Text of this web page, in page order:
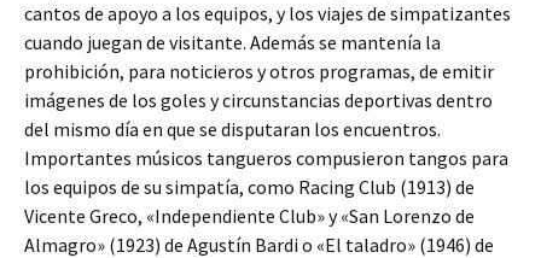
cantos de apoyo a los equipos, y los viajes de simpatizantes
cuando juegan de visitante. Además se mantenía la
prohibición, para noticieros y otros programas, de emitir
imágenes de los goles y circunstancias deportivas dentro
del mismo día en que se disputaran los encuentros.
Importantes músicos tangueros compusieron tangos para
los equipos de su simpatía, como Racing Club (1913) de
Vicente Greco, «Independiente Club» y «San Lorenzo de
Almagro» (1923) de Agustín Bardi o «El taladro» (1946) de